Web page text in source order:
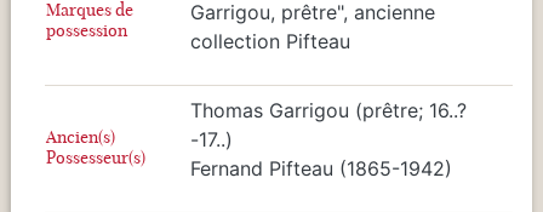
Marques de
possession
Garrigou, prêtre", ancienne
collection Pifteau
Ancien(s)
Possesseur(s)
Thomas Garrigou (prêtre; 16..?
-17..)
Fernand Pifteau (1865-1942)